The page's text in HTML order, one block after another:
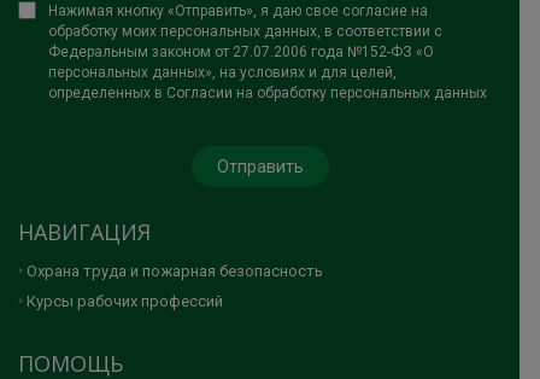
Нажимая кнопку «Отправить», я даю свое согласие на
обработку моих персональных данных, в соответствии с
Федеральным законом от 27.07.2006 года №152-ФЗ «О
персональных данных», на условиях и для целей,
определенных в Согласии на обработку персональных данных
НАВИГАЦИЯ
Охрана труда и пожарная безопасность
Курсы рабочих профессий
ПОМОЩЬ